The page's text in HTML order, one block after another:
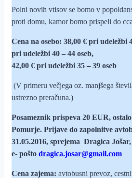
Polni novih vtisov se bomo v
proti domu, kamor bomo prispeli do
Cena na osebo: 38,00 € pri udeležbi
pri udeležbi 40 – 44 oseb,
42,00 € pri udeležbi 35 – 39
(V primeru večjega oz. manjšega
ustrezno preračuna.)
Posameznik prispeva 20 EUR,
Pomurje. Prijave do zapolnitve
31.05.2016, sprejema Dragica
e- pošto dragica.josar@gmail.com
Cena zajema: avtobusni prevoz,